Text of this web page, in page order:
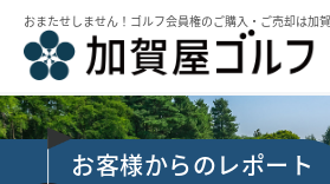
おまたせしません！ゴルフ会員権のご購⼊・ご売却は加
お客様からのレポート